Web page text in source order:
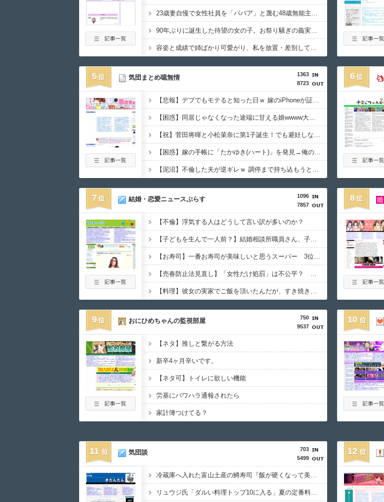
23歳妻自慢で女性社員を「ババア」と蔑む48歳無能主任、「若い嫁がいるのに帰れない」とイキっていたら、部長の超美人妻が差し入れを持って登場ｗｗｗｗ
90年ぶりに誕生した待望の女の子。お祭り騒ぎの義実家の一方で、近所の婦人会メンバーから「死なないといいね」と不吉な言葉を何度も繰り返されてしまう・・・
容姿と成績で姉ばかり可愛がり、私を放置・差別してきた毒母→「馬鹿娘」と見下され続けたが、祖母の教えてくれた食への興味から管理栄養士に→今はニート化した姉と毒母に幸せな姿を見せつけてるｗｗｗ
5
1363
8723
気団まとめ噫無情
【悲報】デブでもモテると知った日ｗ 嫁のiPhoneが証拠だらけだったんだがｗｗｗｗ
【困惑】同居じゃなくなった途端に甘える娘wwww大学生の息子には直接仕送りしてるんだが…
【祝】菅田将暉と小松菜奈に第1子誕生！でも避妊しなかったのかよｗｗｗｗ
【困惑】嫁の手帳に「たかゆき(ハート)」を発見→俺の名前じゃない件についてｗｗｗｗ
【泥沼】不倫した夫が逆ギレｗ 調停まで持ち込もうとしている現状がヤバすぎｗｗｗ
6
7
1096
7857
結婚・恋愛ニュースぷらす
【不倫】浮気する人はどうして言い訳が多いのか？
【子どもを生んで一人前？】結婚相談所職員さん、子なし女性にド正論を述べてしまう…
【お寿司】一番お寿司が美味しいと思うスーパー 3位『ヤオコー』 2位『イオン』 1位は？
【売春防止法見直し】「女性だけ処罰」は不公平？ 買う男性も罰するべき 上野千鶴子×鈴木涼美対談
【料理】彼女の実家でご飯を頂いたんだが、すき焼きの肉が鶏肉だった
8
9
750
9537
おにひめちゃんの監視部屋
【ネタ】推しと繋がる方法
新卒4ヶ月辛いです。
【ネタ可】トイレに欲しい機能
労基にパワハラ通報されたら
家計簿つけてる？
10
11
703
5499
気団談
冷蔵庫へ入れた富山土産の鱒寿司『飯が硬くなって美味しく無くなる』って怒られた
リュウジ氏「ダルい料理トップ10に入る」夏の定番料理は冷やし中華 「あり得ないほどダルい」
12